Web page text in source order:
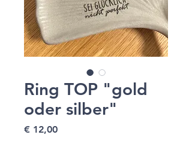
Ring TOP "gold
oder silber"
€ 12,00Preis